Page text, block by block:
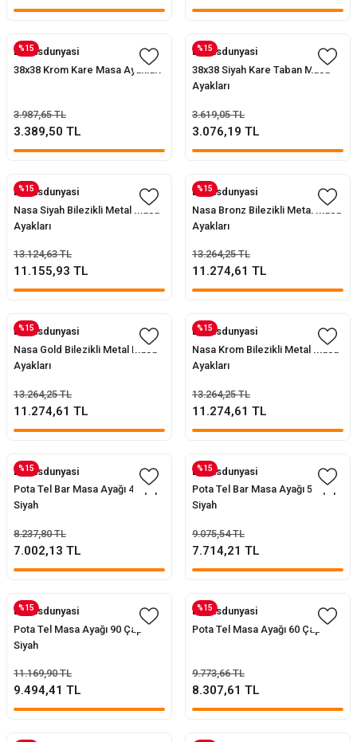
%15
Evofisdunyasi
38x38 Krom Kare Masa Ayakları
3.987,65 TL
3.389,50 TL
%15
Evofisdunyasi
38x38 Siyah Kare Taban Masa
Ayakları
3.619,05 TL
3.076,19 TL
%15
Evofisdunyasi
Nasa Siyah Bilezikli Metal Masa
Ayakları
13.124,63 TL
11.155,93 TL
%15
Evofisdunyasi
Nasa Bronz Bilezikli Metal Masa
Ayakları
13.264,25 TL
11.274,61 TL
%15
Evofisdunyasi
Nasa Gold Bilezikli Metal Masa
Ayakları
13.264,25 TL
11.274,61 TL
%15
Evofisdunyasi
Nasa Krom Bilezikli Metal Masa
Ayakları
13.264,25 TL
11.274,61 TL
%15
Evofisdunyasi
Pota Tel Bar Masa Ayağı 45 Çap
Siyah
8.237,80 TL
7.002,13 TL
%15
Evofisdunyasi
Pota Tel Bar Masa Ayağı 55 Çap
Siyah
9.075,54 TL
7.714,21 TL
%15
Evofisdunyasi
Pota Tel Masa Ayağı 90 Çap
Siyah
11.169,90 TL
9.494,41 TL
%15
Evofisdunyasi
Pota Tel Masa Ayağı 60 Çap
9.773,66 TL
8.307,61 TL